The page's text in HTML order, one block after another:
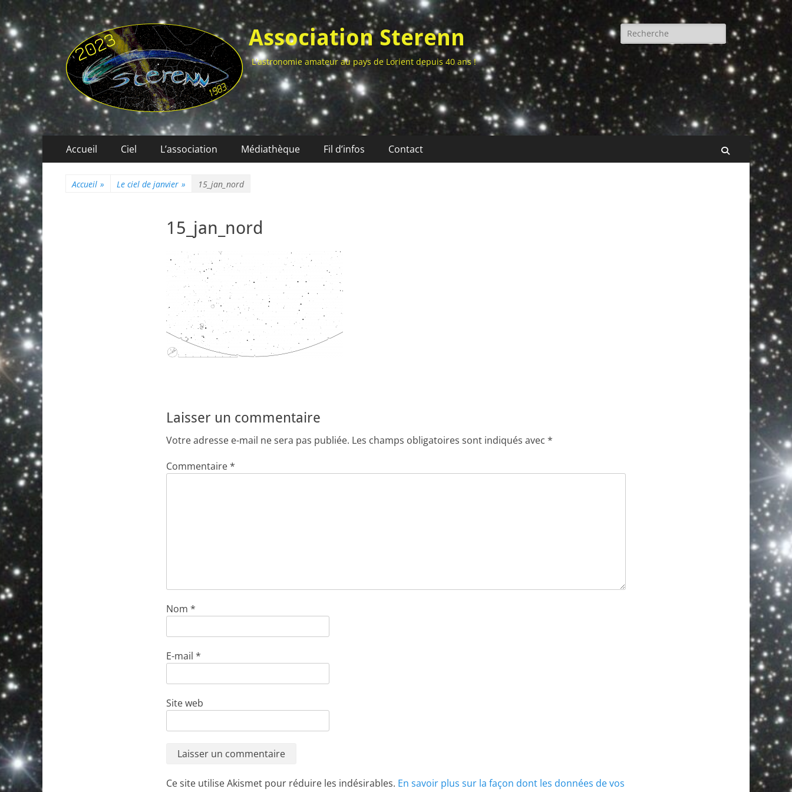
Association Sterenn
L'astronomie amateur au pays de Lorient depuis 40 ans !
Rechercher :
Menu
principal
Accueil Ciel L’association Médiathèque Fil d’infos Contact Recherche
Accueil » Le ciel de janvier » 15_jan_nord
15_jan_nord
Laisser un commentaire
Votre adresse e-mail ne sera pas publiée. Les champs obligatoires sont indiqués avec *
Commentaire*
Nom *
E-mail *
Site web
Ce site utilise Akismet pour réduire les indésirables. En savoir plus sur la façon dont les données de vos